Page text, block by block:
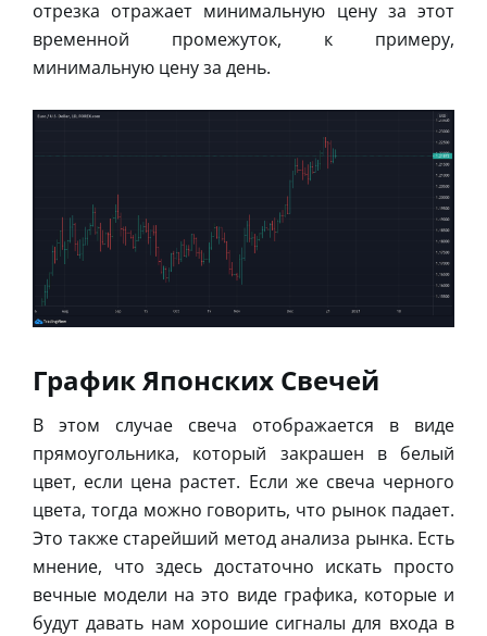
отрезка отражает минимальную цену за этот
временной промежуток, к примеру,
минимальную цену за день.
График Японских Свечей
В этом случае свеча отображается в виде
прямоугольника, который закрашен в белый
цвет, если цена растет. Если же свеча черного
цвета, тогда можно говорить, что рынок падает.
Это также старейший метод анализа рынка. Есть
мнение, что здесь достаточно искать просто
вечные модели на это виде графика, которые и
будут давать нам хорошие сигналы для входа в